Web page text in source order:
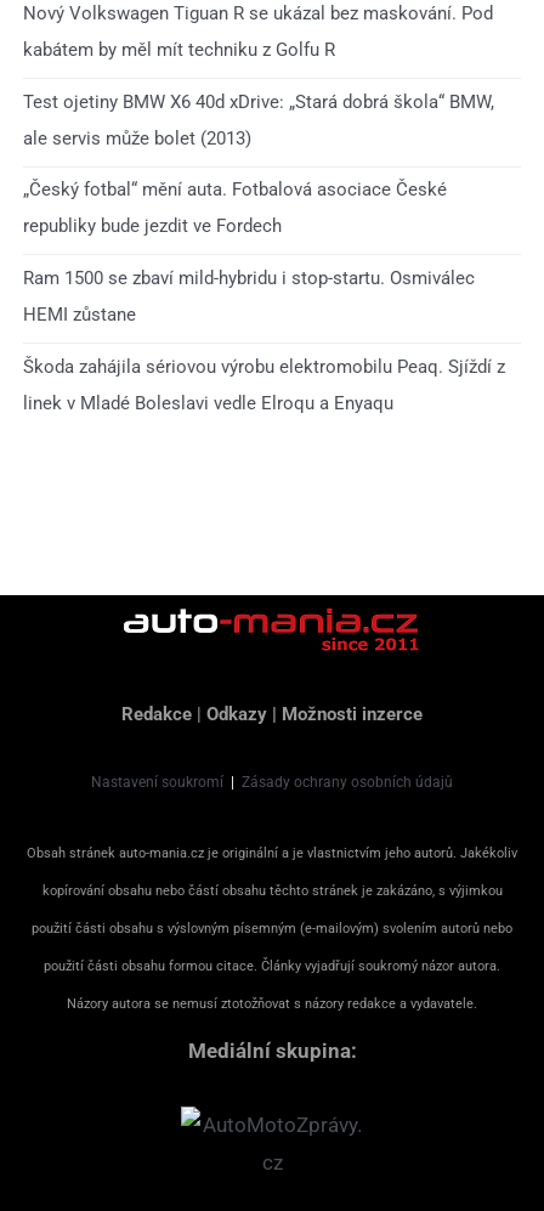
Nový Volkswagen Tiguan R se ukázal bez maskování. Pod
kabátem by měl mít techniku z Golfu R
Test ojetiny BMW X6 40d xDrive: „Stará dobrá škola“ BMW,
ale servis může bolet (2013)
„Český fotbal“ mění auta. Fotbalová asociace České
republiky bude jezdit ve Fordech
Ram 1500 se zbaví mild-hybridu i stop-startu. Osmiválec
HEMI zůstane
Škoda zahájila sériovou výrobu elektromobilu Peaq. Sjíždí z
linek v Mladé Boleslavi vedle Elroqu a Enyaqu
Redakce | Odkazy | Možnosti inzerce
Nastavení soukromí | Zásady ochrany osobních údajů
Obsah stránek auto-mania.cz je originální a je vlastnictvím jeho autorů. Jakékoliv
kopírování obsahu nebo částí obsahu těchto stránek je zakázáno, s výjimkou
použití části obsahu s výslovným písemným (e-mailovým) svolením autorů nebo
použití části obsahu formou citace. Články vyjadřují soukromý názor autora.
Názory autora se nemusí ztotožňovat s názory redakce a vydavatele.
Mediální skupina: